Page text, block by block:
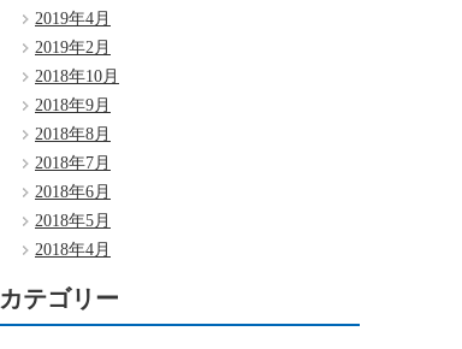
2019年4月
2019年2月
2018年10月
2018年9月
2018年8月
2018年7月
2018年6月
2018年5月
2018年4月
カテゴリー